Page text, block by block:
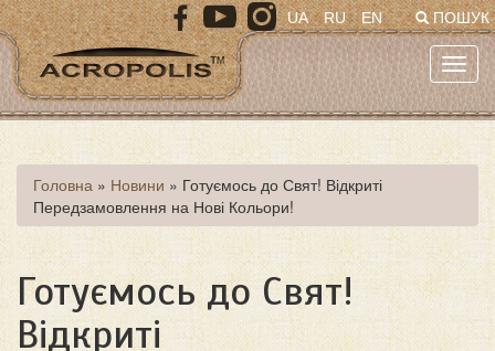
Перейти
до
основного
матеріалу
ПОШУК
UA RU EN
Ви
є
тут
Головна » Новини » Готуємось до Свят! Відкриті
Передзамовлення на Нові Кольори!
Готуємось до Свят!
Відкриті